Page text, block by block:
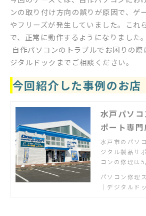
ンの取り付け方向の誤りが原因で、ゲ
やフリーズが発生していました。これ
で、正常に動作するようになりました。
自作パソコンのトラブルでお困りの
ジタルドックまでご相談ください。
今回紹介した事例のお店
水戸パソ
ポート専
ック水戸
水戸市のパソ
ジタル製品サ
コンの修理は
をなんでも聞
談」も好評。
パソコン修理
｜デジタルド